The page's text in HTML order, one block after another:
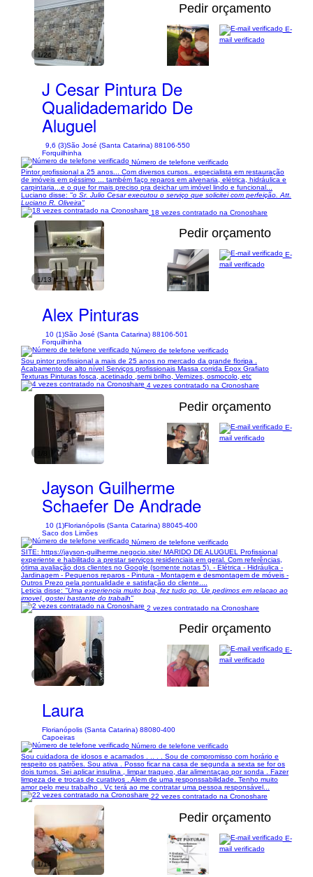
1/24
Pedir orçamento
J Cesar Pintura De
Qualidademarido De
Aluguel
9,6 (3)São José (Santa Catarina) 88106-550
Forquilhinha
E-
mail verificado
Número de telefone verificado
Pintor profissional a 25 anos... Com diversos cursos.. especialista em restauração
de imóveis em péssimo ... também faço reparos em alvenaria, elétrica, hidráulica e
carpintaria...e o que for mais preciso pra deichar um imóvel lindo e funcional...
Luciano disse: "o Sr. Julio Cesar executou o serviço que solicitei com perfeição. Att.
Luciano R. Oliveira"
18 vezes contratado na Cronoshare
1/13
Pedir orçamento
Alex Pinturas
10 (1)São José (Santa Catarina) 88106-501
Forquilhinha
E-
mail verificado
Número de telefone verificado
Sou pintor profissional a mais de 25 anos no mercado da grande floripa .
Acabamento de alto nível Serviços profissionais Massa corrida Epox Grafiato
Texturas Pinturas fosca, acetinado ,semi brilho, Vernizes, osmocolo, etc
4 vezes contratado na Cronoshare
Pedir orçamento
Jayson Guilherme
Schaefer De Andrade
10 (1)Florianópolis (Santa Catarina) 88045-400
Saco dos Limões
E-
mail verificado
Número de telefone verificado
SITE: https://jayson-guilherme.negocio.site/ MARIDO DE ALUGUEL Profissional
experiente e habilitado a prestar serviços residenciais em geral. Com referências,
ótima avaliação dos clientes no Google (somente notas 5). - Elétrica - Hidráulica -
Jardinagem - Pequenos reparos - Pintura - Montagem e desmontagem de móveis -
Outros Prezo pela pontualidade e satisfação do cliente....
Leticia disse: "Uma experiencia muito boa, fez tudo qo. Ue pedimos em relacao ao
imovel, gostei bastante do trabalh"
2 vezes contratado na Cronoshare
1/10
Pedir orçamento
Laura
Florianópolis (Santa Catarina) 88080-400
Capoeiras
E-
mail verificado
Número de telefone verificado
Sou cuidadora de idosos e acamados . .. . . Sou de compromisso com horário e
respeito os patrões. Sou ativa . Posso ficar na casa de segunda a sexta se for os
dois turnos. Sei aplicar insulina , limpar traqueo, dar alimentaçao por sonda . Fazer
limpeza de e trocas de curativos . Alem de uma responssabilidade. Tenho muito
amor pelo meu trabalho . Vc terá ao me contratar uma pessoa responsável...
22 vezes contratado na Cronoshare
1/14
Pedir orçamento
E-
mail verificado